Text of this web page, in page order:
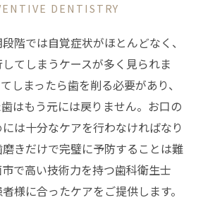
DENTISTRY
階では自覚症状がほとんどなく、
てしまうケースが多く見られま
しまったら歯を削る必要があり、
はもう元には戻りません。お口の
は十分なケアを行わなければなり
きだけで完璧に予防することは難
で高い技術力を持つ歯科衛生士
様に合ったケアをご提供します。